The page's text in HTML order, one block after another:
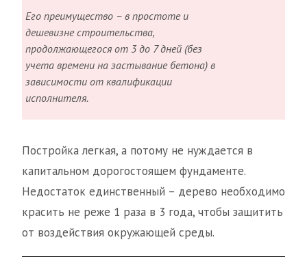
Его преимущество – в простоте и
дешевизне строительства,
продолжающегося от 3 до 7 дней (без
учета времени на застывание бетона) в
зависимости от квалификации
исполнителя.
Постройка легкая, а потому не нуждается в
капитальном дорогостоящем фундаменте.
Недостаток единственный – дерево необходимо
красить не реже 1 раза в 3 года, чтобы защитить
от воздействия окружающей среды.